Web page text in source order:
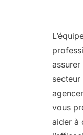
secteur
vous
aider à